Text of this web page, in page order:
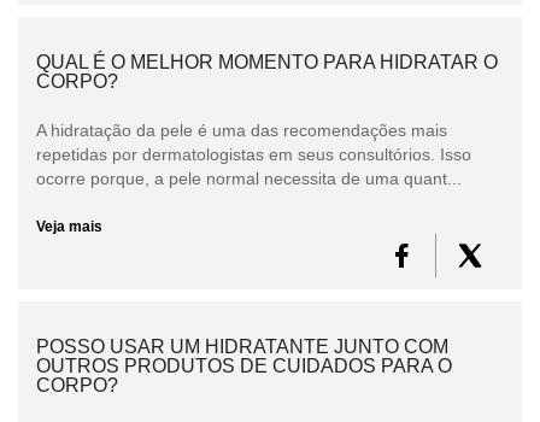
QUAL É O MELHOR MOMENTO PARA HIDRATAR O
CORPO?
A hidratação da pele é uma das recomendações mais
repetidas por dermatologistas em seus consultórios. Isso
ocorre porque, a pele normal necessita de uma quant...
Veja mais
POSSO USAR UM HIDRATANTE JUNTO COM
OUTROS PRODUTOS DE CUIDADOS PARA O
CORPO?